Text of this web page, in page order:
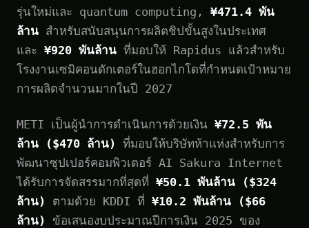
รุ่นใหม่และ quantum computing, ¥471.4 พัน
ล้าน สำหรับสนับสนุนการผลิตชิปขั้นสูงในประเทศ
และ ¥920 พันล้าน ที่มอบให้ Rapidus แล้วสำหรับ
โรงงานเซมิคอนดักเตอร์ในฮอกไกโดที่กำหนดเป้าหมาย
การผลิตจำนวนมากในปี 2027
METI เป็นผู้นำการดำเนินการด้วยเงิน ¥72.5 พัน
ล้าน ($470 ล้าน)
ที่มอบให้บริษัทห้าแห่งสำหรับการ
พัฒนาซุปเปอร์คอมพิวเตอร์ AI Sakura Internet
ได้รับการจัดสรรมากที่สุดที่ ¥50.1 พันล้าน ($324
ล้าน)
ตามด้วย KDDI ที่ ¥10.2 พันล้าน ($66
ล้าน)
ข้อเสนองบประมาณปีการเงิน 2025 ของ